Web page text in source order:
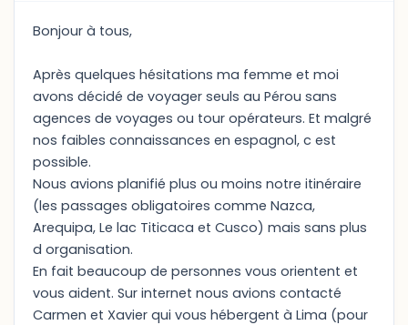
Bonjour à tous,
Après quelques hésitations ma femme et moi
avons décidé de voyager seuls au Pérou sans
agences de voyages ou tour opérateurs. Et malgré
nos faibles connaissances en espagnol, c est
possible.
Nous avions planifié plus ou moins notre itinéraire
(les passages obligatoires comme Nazca,
Arequipa, Le lac Titicaca et Cusco) mais sans plus
d organisation.
En fait beaucoup de personnes vous orientent et
vous aident. Sur internet nous avions contacté
Carmen et Xavier qui vous hébergent à Lima (pour